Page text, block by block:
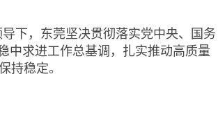
下，东莞坚决贯彻落实党中央、国务
中求进工作总基调，扎实推动高质量
持稳定。